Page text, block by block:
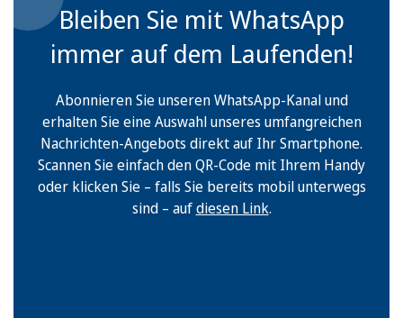
Bleiben Sie mit WhatsApp
immer auf dem Laufenden!
Abonnieren Sie unseren WhatsApp-Kanal und
erhalten Sie eine Auswahl unseres umfangreichen
Nachrichten-Angebots direkt auf Ihr Smartphone.
Scannen Sie einfach den QR-Code mit Ihrem Handy
oder klicken Sie – falls Sie bereits mobil unterwegs
sind – aufdiesen Link.